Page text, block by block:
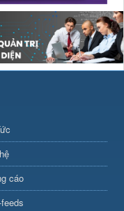
cáo